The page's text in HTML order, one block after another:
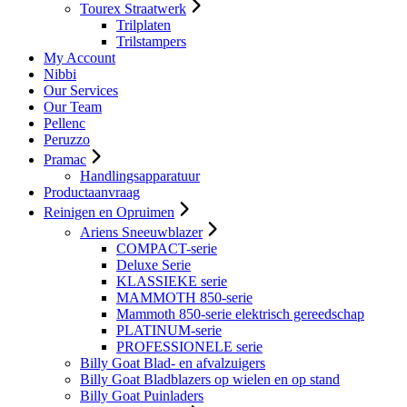
Tourex Straatwerk
Trilplaten
Trilstampers
My Account
Nibbi
Our Services
Our Team
Pellenc
Peruzzo
Pramac
Handlingsapparatuur
Productaanvraag
Reinigen en Opruimen
Ariens Sneeuwblazer
COMPACT-serie
Deluxe Serie
KLASSIEKE serie
MAMMOTH 850-serie
Mammoth 850-serie elektrisch gereedschap
PLATINUM-serie
PROFESSIONELE serie
Billy Goat Blad- en afvalzuigers
Billy Goat Bladblazers op wielen en op stand
Billy Goat Puinladers